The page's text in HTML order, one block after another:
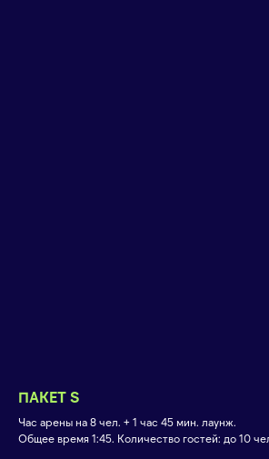
ПАКЕТ S
Час арены на 8 чел. + 1 час 45 мин. лаунж.
Общее время 1:45. Количество гостей: до 10